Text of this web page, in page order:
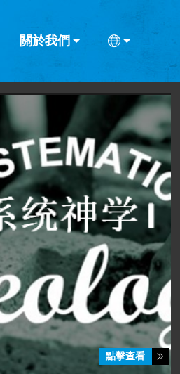
關於我們
訪談
解經式講道與神學
什麼是健康教會的九個標誌？
达里语 波斯語 法語
塞爾維亞語
點擊查看